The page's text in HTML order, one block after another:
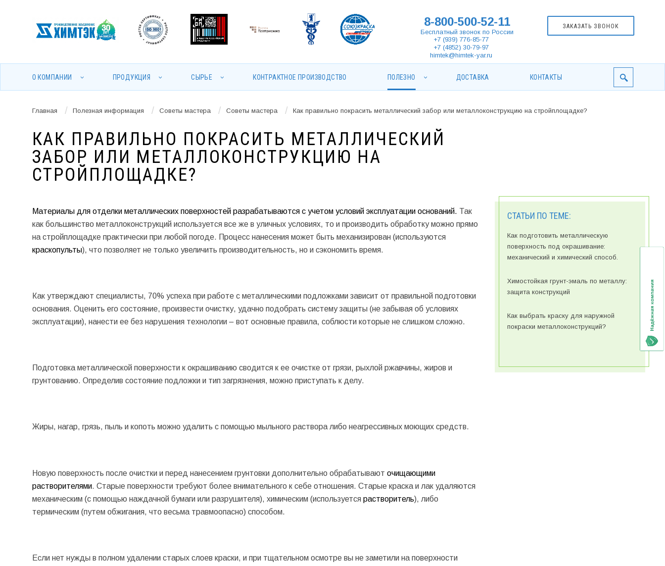
8-800-500-52-11
Бесплатный звонок по России
+7 (939) 776-85-77
+7 (4852) 30-79-97
himtek@himtek-yar.ru
ЗАКАЗАТЬ ЗВОНОК
О КОМПАНИИ ПРОДУКЦИЯ СЫРЬЕ КОНТРАКТНОЕ ПРОИЗВОДСТВО ПОЛЕЗНО ДОСТАВКА КОНТАКТЫ
Главная / Полезная информация / Советы мастера / Советы мастера / Как правильно покрасить металлический забор или металлоконструкцию на стройплощадке?
КАК ПРАВИЛЬНО ПОКРАСИТЬ МЕТАЛЛИЧЕСКИЙ
ЗАБОР ИЛИ МЕТАЛЛОКОНСТРУКЦИЮ НА
СТРОЙПЛОЩАДКЕ?
Материалы для отделки металлических поверхностей разрабатываются с учетом условий эксплуатации оснований. Так
как большинство металлоконструкций используется все же в уличных условиях, то и производить обработку можно прямо
на стройплощадке практически при любой погоде. Процесс нанесения может быть механизирован (используются
краскопульты), что позволяет не только увеличить производительность, но и сэкономить время.
Как утверждают специалисты, 70% успеха при работе с металлическими подложками зависит от правильной подготовки
основания. Оценить его состояние, произвести очистку, удачно подобрать систему защиты (не забывая об условиях
эксплуатации), нанести ее без нарушения технологии – вот основные правила, соблюсти которые не слишком сложно.
Подготовка металлической поверхности к окрашиванию сводится к ее очистке от грязи, рыхлой ржавчины, жиров и
грунтованию. Определив состояние подложки и тип загрязнения, можно приступать к делу.
Жиры, нагар, грязь, пыль и копоть можно удалить с помощью мыльного раствора либо неагрессивных моющих средств.
Новую поверхность после очистки и перед нанесением грунтовки дополнительно обрабатывают очищающими
растворителями. Старые поверхности требуют более внимательного к себе отношения. Старые краска и лак удаляются
механическим (с помощью наждачной бумаги или разрушителя), химическим (используется растворитель), либо
термическим (путем обжигания, что весьма травмоопасно) способом.
Если нет нужды в полном удалении старых слоев краски, и при тщательном осмотре вы не заметили на поверхности
СТАТЬИ ПО ТЕМЕ:
Как подготовить металлическую
поверхность под окрашивание:
механический и химический способ.
Химостойкая грунт-эмаль по металлу:
защита конструкций
Как выбрать краску для наружной
покраски металлоконструкций?